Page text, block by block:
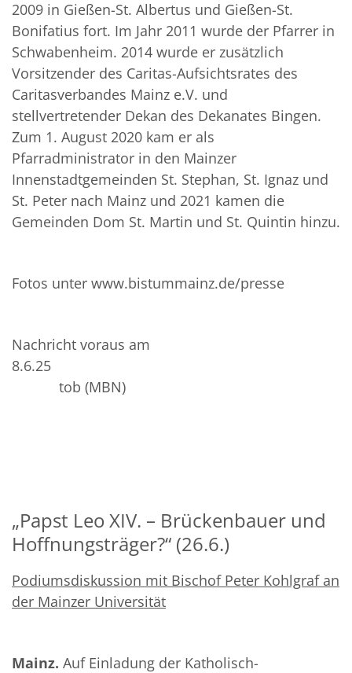
2009 in Gießen-St. Albertus und Gießen-St.
Bonifatius fort. Im Jahr 2011 wurde der Pfarrer in
Schwabenheim. 2014 wurde er zusätzlich
Vorsitzender des Caritas-Aufsichtsrates des
Caritasverbandes Mainz e.V. und
stellvertretender Dekan des Dekanates Bingen.
Zum 1. August 2020 kam er als
Pfarradministrator in den Mainzer
Innenstadtgemeinden St. Stephan, St. Ignaz und
St. Peter nach Mainz und 2021 kamen die
Gemeinden Dom St. Martin und St. Quintin hinzu.
Fotos unter www.bistummainz.de/presse
Nachricht voraus am
8.6.25
tob (MBN)
„Papst Leo XIV. – Brückenbauer und
Hoffnungsträger?“ (26.6.)
Podiumsdiskussion mit Bischof Peter Kohlgraf an
der Mainzer Universität
Mainz. Auf Einladung der Katholisch-